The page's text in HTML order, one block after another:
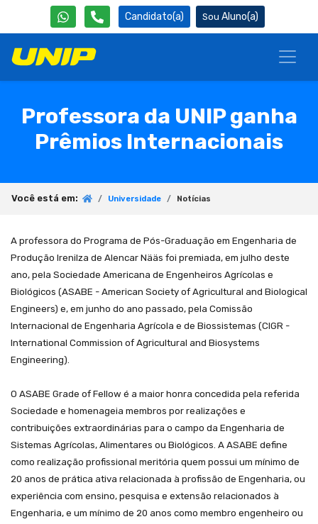
Candidato(a) Aluno(a)
Professora da UNIP ganha
Prêmios Internacionais
Você está em: Universidade Notícias
A professora do Programa de Pós-Graduação em Engenharia de
Produção Irenilza de Alencar Nääs foi premiada, em julho deste
ano, pela Sociedade Americana de Engenheiros Agrícolas e
Biológicos (ASABE - American Society of Agricultural and Biological
Engineers) e, em junho do ano passado, pela Comissão
Internacional de Engenharia Agrícola e de Biossistemas (CIGR -
International Commission of Agricultural and Biosystems
Engineering).
O ASABE Grade of Fellow é a maior honra concedida pela referida
Sociedade e homenageia membros por realizações e
contribuições extraordinárias para o campo da Engenharia de
Sistemas Agrícolas, Alimentares ou Biológicos. A ASABE define
como realização profissional meritória quem possui um mínimo de
20 anos de prática ativa relacionada à profissão de Engenharia, ou
experiência com ensino, pesquisa e extensão relacionados à
Engenharia, e um mínimo de 20 anos como membro engenheiro ou